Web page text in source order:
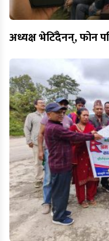
अध्यक्ष भेटिँदैनन्, फोन